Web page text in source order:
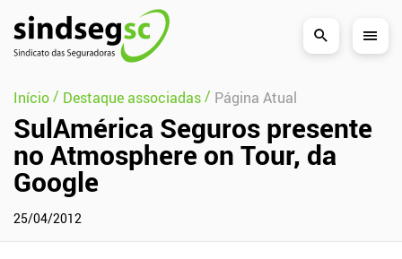
Pular Navegação (s)
Início/ Destaque associadas/ Página Atual
SulAmérica Seguros presente
no Atmosphere on Tour, da
Google
25/04/2012